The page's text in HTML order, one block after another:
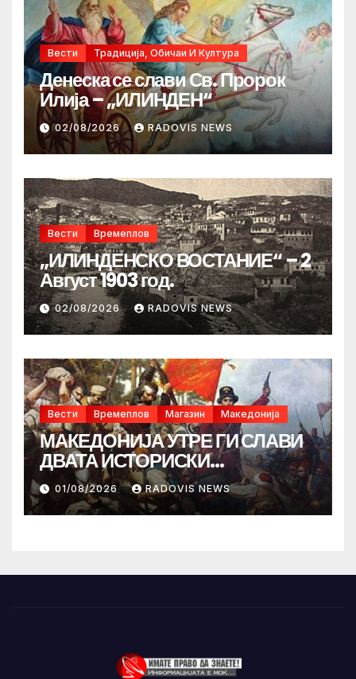
Вести Традиција, Обичаи И Култура
Денеска се слави Св. Пророк
Илија – „ИЛИНДЕН“
02/08/2026 RADOVIS NEWS
Вести Времеплов
„ИЛИНДЕНСКО ВОСТАНИЕ“ – 2
Август 1903 год.
02/08/2026 RADOVIS NEWS
Вести Времеплов Магазин Македонија
МАКЕДОНИЈА УТРЕ ГИ СЛАВИ
ДВАТА ИСТОРИСКИ
ИЛИНДЕНА!
01/08/2026 RADOVIS NEWS